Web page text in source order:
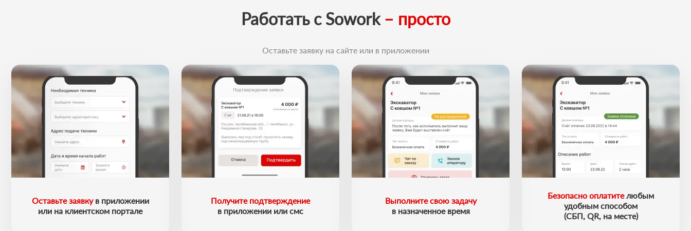
Работать с Sowork – просто
Оставьте заявку на сайте или в приложении
Оставьте заявкув приложении
или на клиентском портале
Получите подтверждение
в приложении или смс
Выполните свою задачу
в назначенное время
Безопасно оплатителюбым
удобным способом
(СБП, QR, на месте)